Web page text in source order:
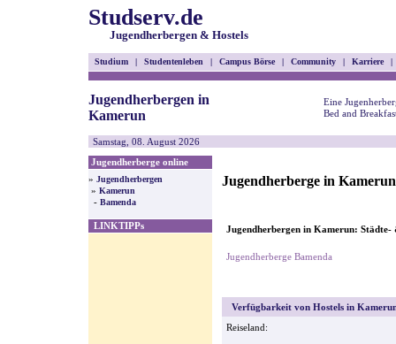
Studserv.de
Jugendherbergen & Hostels
Studium | Studentenleben | Campus Börse | Community | Karriere |
Jugendherbergen in
Kamerun
Eine
Bed and
Samstag, 08. August 2026
Jugendherberge online
» Jugendherbergen
» Kamerun
- Bamenda
LINKTIPPs
Jugendherberge in Kamerun
Jugendherbergen in Kamerun: Städte-
Jugendherberge Bamenda
Verfügbarkeit von Hostels in
Reiseland: